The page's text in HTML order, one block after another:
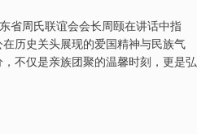
省周氏联谊会会长周颐在讲话中指
历史关头展现的爱国精神与民族气
不仅是亲族团聚的温馨时刻，更是弘